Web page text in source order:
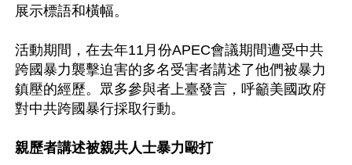
展示標語和橫幅。
活動期間，在去年11月份APEC會議期間遭受中共
跨國暴力襲擊迫害的多名受害者講述了他們被暴力
鎮壓的經歷。眾多參與者上臺發言，呼籲美國政府
對中共跨國暴行採取行動。
親歷者講述被親共人士暴力毆打